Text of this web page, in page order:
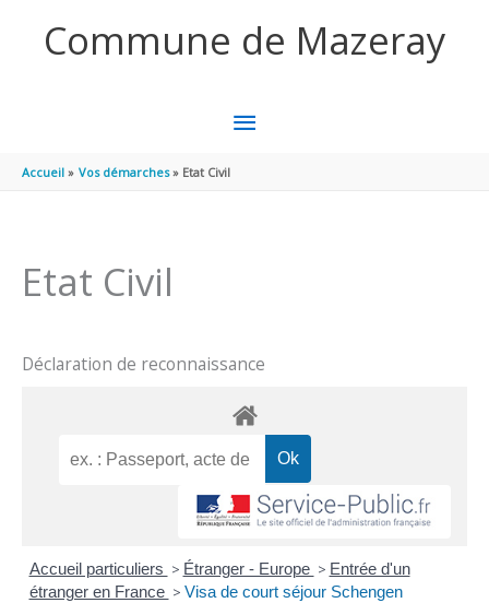
Commune de Mazeray
MENU
PRINCIPAL
Accueil Vos démarches Etat Civil
Etat Civil
Déclaration de reconnaissance
Accueil particuliers > Étranger - Europe > Entrée d'un
étranger en France > Visa de court séjour Schengen